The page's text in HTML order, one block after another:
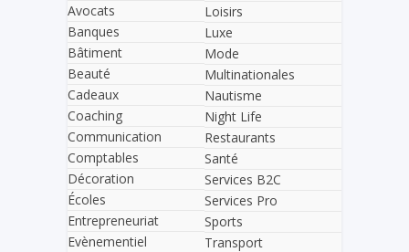
Avocats
Banques
Bâtiment
Beauté
Cadeaux
Coaching
Communication
Comptables
Décoration
Écoles
Entrepreneuriat
Evènementiel
Loisirs
Luxe
Mode
Multinationales
Nautisme
Night Life
Restaurants
Santé
Services B2C
Services Pro
Sports
Transport